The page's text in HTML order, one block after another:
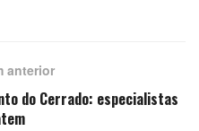
anterior
do Cerrado: especialistas